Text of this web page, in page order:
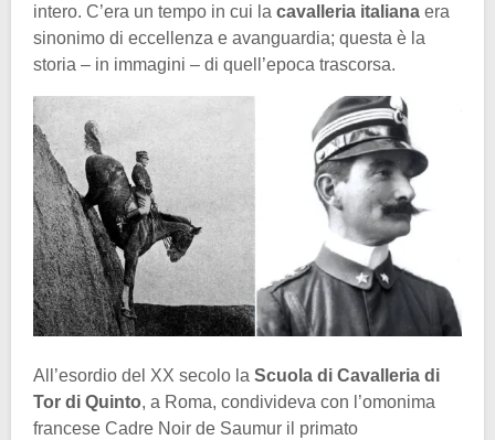
intero. C’era un tempo in cui la cavalleria italiana era
sinonimo di eccellenza e avanguardia; questa è la
storia – in immagini – di quell’epoca trascorsa.
All’esordio del XX secolo la Scuola di Cavalleria di
Tor di Quinto, a Roma, condivideva con l’omonima
francese Cadre Noir de Saumur il primato